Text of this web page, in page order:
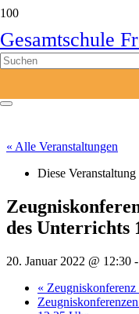
Gesamtschule
« Alle Veranstaltungen
Diese
des Unterrichts
20. Januar 2022 @ 12:30 -
« Zeugniskonferenz